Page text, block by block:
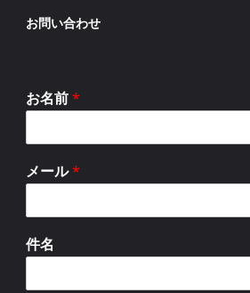
お問い合わせ
お名前*
メール*
件名